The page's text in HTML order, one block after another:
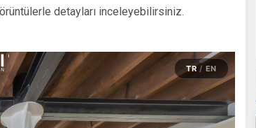
detayları inceleyebilirsiniz.